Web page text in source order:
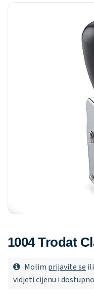
1004 Trodat
Molim prijavite se ili
vidjeti cijenu i